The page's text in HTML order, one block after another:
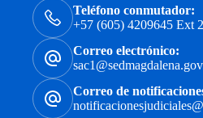
Teléfono conmutador:
+57 (605) 4209645 Ext
Correo electrónico:
Correo de